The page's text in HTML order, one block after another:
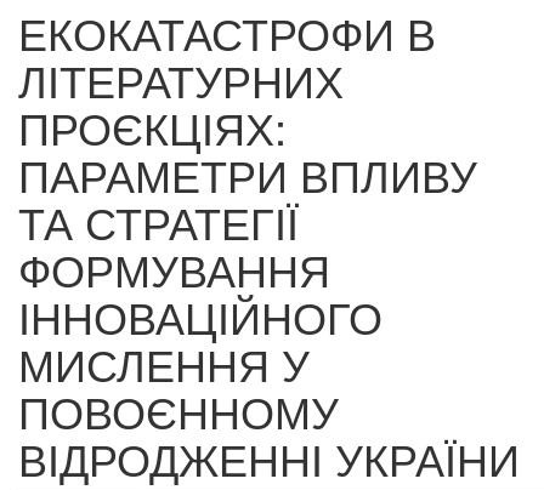
ЕКОКАТАСТРОФИ В
ЛІТЕРАТУРНИХ
ПРОЄКЦІЯХ:
ПАРАМЕТРИ ВПЛИВУ
ТА СТРАТЕГІЇ
ФОРМУВАННЯ
ІННОВАЦІЙНОГО
МИСЛЕННЯ У
ПОВОЄННОМУ
ВІДРОДЖЕННІ УКРАЇНИ